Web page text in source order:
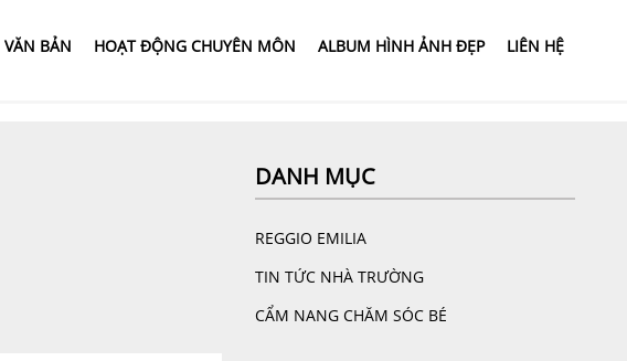
VĂN BẢN HOẠT ĐỘNG CHUYÊN MÔN ALBUM HÌNH ẢNH ĐẸP LIÊN HỆ
DANH MỤC
REGGIO EMILIA
TIN TỨC NHÀ TRƯỜNG
CẨM NANG CHĂM SÓC BÉ